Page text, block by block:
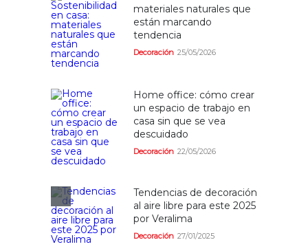
materiales naturales que
están marcando
tendencia
Decoración 25/05/2026
Home office: cómo crear
un espacio de trabajo en
casa sin que se vea
descuidado
Decoración 22/05/2026
Tendencias de decoración
al aire libre para este 2025
por Veralima
Decoración 27/01/2025